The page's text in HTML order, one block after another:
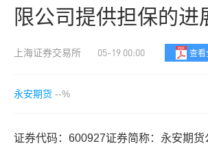
限公司提供担保的进
上海证券交易所 05-19 00:00 查看
永安期货 --%
证券代码：600927证券简称：永安期